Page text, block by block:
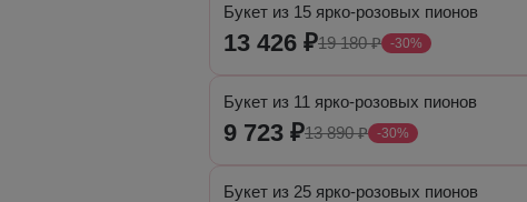
Букет из 15 ярко-розовых пионов
13 426 ₽19 180 ₽ -30%
Букет из 11 ярко-розовых пионов
9 723 ₽13 890 ₽ -30%
Букет из 25 ярко-розовых пионов